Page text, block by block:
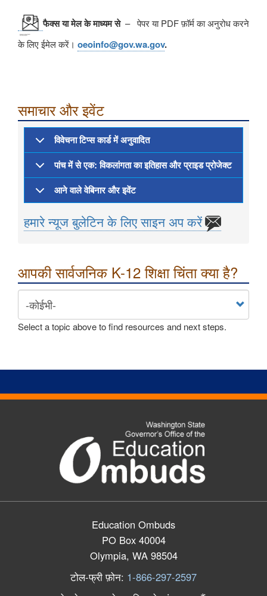
फैक्स या मेल के माध्यम से – पेपर या PDF फ़ॉर्म का अनुरोध करने
के लिए ईमेल करें। oeoinfo@gov.wa.gov.
समाचार और इवेंट
विवेचना टिप्स कार्ड में अनुवादित
पांच में से एक: विकलांगता का इतिहास और प्राइड प्रोजेक्ट
आने वाले वेबिनार और इवेंट
हमारे न्यूज बुलेटिन के लिए साइन अप करें
आपकी सार्वजनिक K-12 शिक्षा चिंता क्या है?
Select a topic above to find resources and next steps.
Education Ombuds
PO Box 40004
Olympia, WA 98504
टोल-फ्री फ़ोन: 1-866-297-2597